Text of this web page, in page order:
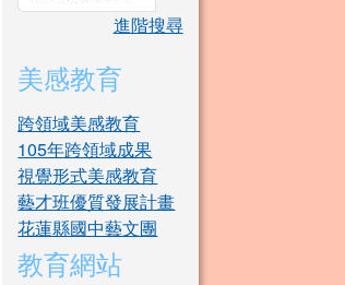
進階搜尋
美感教育
跨領域美感教育
105年跨領域成果
視覺形式美感教育
藝才班優質發展計畫
花蓮縣國中藝文團
教育網站